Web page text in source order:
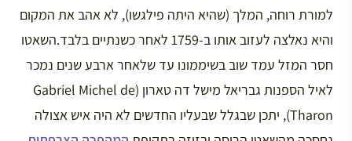
למורת רוחה, המלך (שהיא היתה פילגשו), לא אהב את המקום
והיא נאלצה לעזוב אותו ב-1759 לאחר כשנתיים בלבד.השאטו
חסר המזל עמד שוב בשיממונו עד שלאחר ארבע שנים נמכר
לאיל הספנות גבריאל מישל דה טארון (Gabriel Michel de
Tharon), יתכן שבגלל שבעליו החדשים לא היה איש אצולה